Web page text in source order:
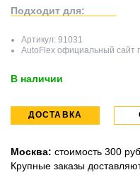
Подходит для:
Артикул: 91031
AutoFlex официальный сайт
В наличии
ДОСТАВКА
Москва: стоимость 300
Крупные заказы